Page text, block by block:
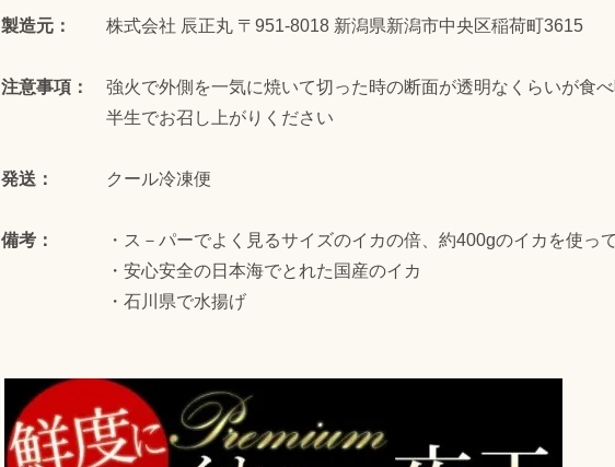
製造元： 株式会社 辰正丸 〒951-8018 新潟県新潟市中央区稲荷町3615
注意事項： 強火で外側を一気に焼いて切った時の断面が透明なくらいが食
半生でお召し上がりください
発送： クール冷凍便
備考：
・ス－パーでよく見るサイズのイカの倍、約400gのイカを使っ
・安心安全の日本海でとれた国産のイカ
・石川県で水揚げ